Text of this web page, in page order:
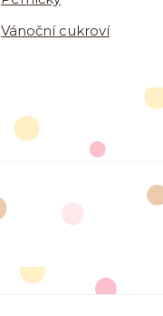
Vánoční cukroví